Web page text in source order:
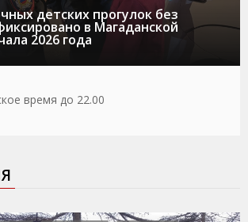
детских прогулок без
в Магаданской
2026 года
время до 22.00